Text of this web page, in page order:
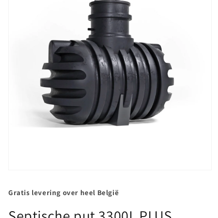
in
Gratis levering over heel België